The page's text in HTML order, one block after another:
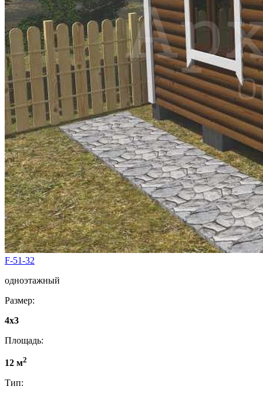
F-51-32
одноэтажный
Размер:
4x3
Площадь:
12 м2
Тип: